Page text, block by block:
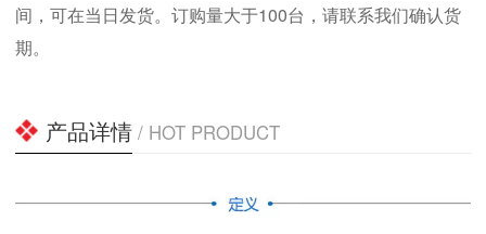
间，可在当日发货。订购量大于100台，请联系我们确认货
期。
产品详情 / HOT PRODUCT